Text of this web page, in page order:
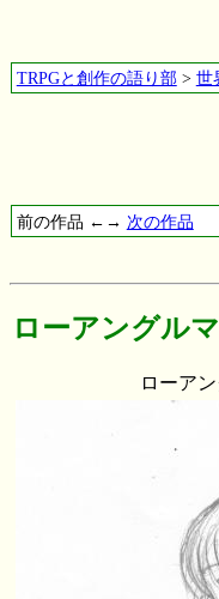
TRPGと創作の語り部> 世
前の作品 ←→ 次の作品
ローアングル
ローア